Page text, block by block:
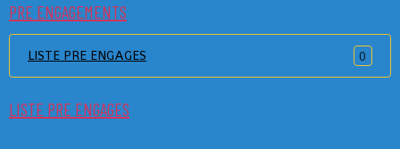
PRE ENGAGEMENTS
LISTE PRE ENGAGES 0
LISTE PRE ENGAGES